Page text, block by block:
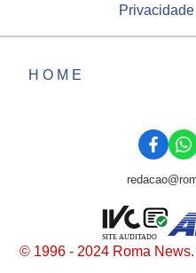
HOME
© 1996 - 2024 Roma
SITE AUDITADO